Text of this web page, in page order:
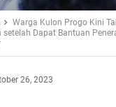
Warga Kulon Progo Kini
setelah Dapat Bantuan
26, 2023